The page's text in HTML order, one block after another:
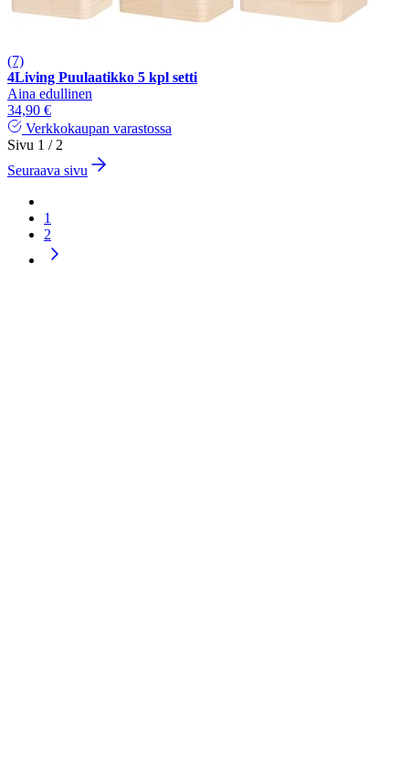
(7)
4Living Puulaatikko 5 kpl setti
Aina edullinen
34,90 €
Verkkokaupan varastossa
Sivu 1 / 2
Seuraava sivu
1
2